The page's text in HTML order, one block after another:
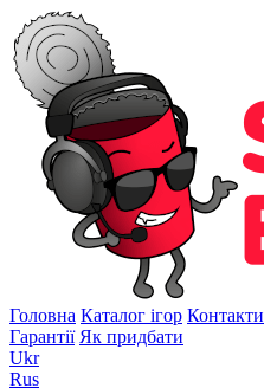
Головна Каталог ігор Контакти
Гарантії Як придбати
Ukr
Rus